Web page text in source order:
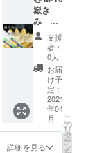
「これ
だ！」
と感じ
まし
た。雪
室じゃ
がいも
は、雪
深い青
森の冬
だから
こそ出
来る野
ムペー
ジより
抜粋 雪
室じゃ
がいも
との出
会い 雪
国の農
業者に
とって
常に悩
みの種
である
嶽き
み 真
空パッ
ク （内
容 8本
入り
×3=24
本） 有
限会社
ANEKK
O(あ
ねっ
こ)
支援
者：
0人
お届
け予
定：
2021
年04
月
詳細を見る
こ
の
リ
タ
ー
ン